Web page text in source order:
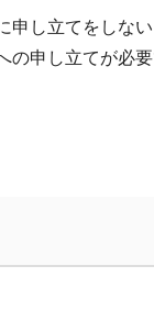
し立てをしな
申し立てが必